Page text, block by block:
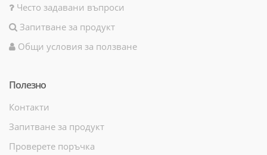
Често задавани въпроси
Запитване за продукт
Общи условия за ползване
Полезно
Контакти
Запитване за продукт
Проверете поръчка